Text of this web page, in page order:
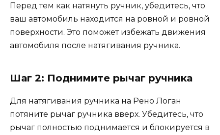
Перед тем как натянуть ручник, убедитесь, что
ваш автомобиль находится на ровной и ровной
поверхности. Это поможет избежать движения
автомобиля после натягивания ручника.
Шаг 2: Поднимите рычаг ручника
Для натягивания ручника на Рено Логан
потяните рычаг ручника вверх. Убедитесь, что
рычаг полностью поднимается и блокируется в